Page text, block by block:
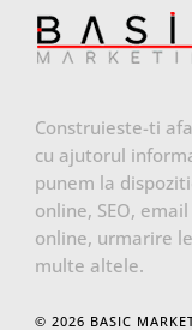
Construieste-ti
cu ajutorul
punem la
online, SEO,
online, urmarire
multe altele.
© 2026 BASIC